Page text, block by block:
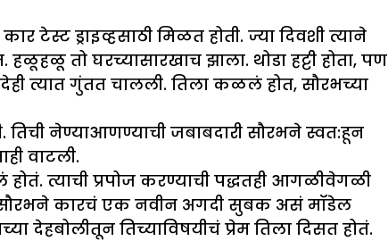
टेस्ट ड्राइव्हसाठी मिळत होती. ज्या दिवशी त्याने
हळूहळू तो घरच्यासारखाच झाला. थोडा हट्टी होता, पण
त्यात गुंतत चालली. तिला कळलं होत, सौरभच्या
नेण्याआणण्याची जबाबदारी सौरभने स्वत:हून
वाटली.
त्याची प्रपोज करण्याची पद्धतही आगळीवेगळी
सौरभने कारचं एक नवीन अगदी सुबक असं मॉडेल
देहबोलीतून तिच्याविषयीचं प्रेम तिला दिसत होतं.